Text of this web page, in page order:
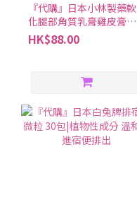
『代購』日本小林製藥軟
化腿部角質乳膏雞皮膏
20g|緩解毛周角化
HK$88.00